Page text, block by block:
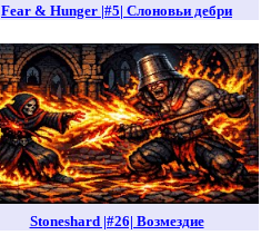
Fear & Hunger |#5| Слоновьи дебри
Stoneshard |#26| Возмездие